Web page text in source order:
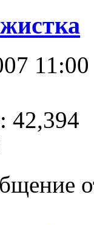
11:00
42,394